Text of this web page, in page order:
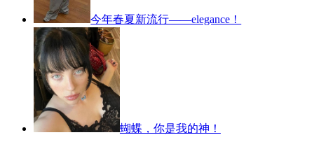
今年春夏新流行——elegance！
蝴蝶，你是我的神！